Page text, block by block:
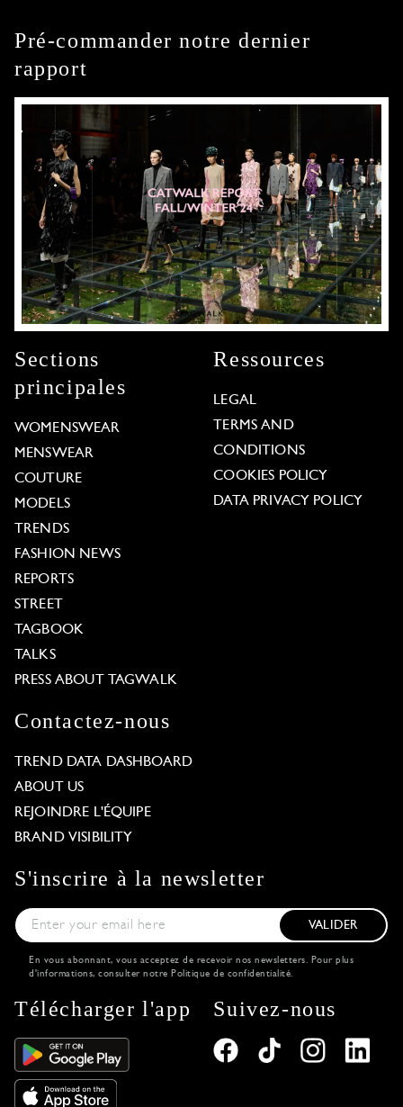
Pré-commander notre dernier
rapport
Sections
principales
WOMENSWEAR
MENSWEAR
COUTURE
MODELS
TRENDS
FASHION NEWS
REPORTS
STREET
TAGBOOK
TALKS
PRESS ABOUT TAGWALK
Ressources
LEGAL
TERMS AND
CONDITIONS
COOKIES POLICY
DATA PRIVACY POLICY
Contactez-nous
TREND DATA DASHBOARD
ABOUT US
REJOINDRE L'ÉQUIPE
BRAND VISIBILITY
S'inscrire à la newsletter
VALIDER
En vous abonnant, vous acceptez de recevoir nos newsletters. Pour plus
d'informations, consulter notre Politique de confidentialité.
Télécharger l'app Suivez-nous